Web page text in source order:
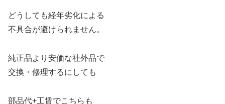
どうしても経年劣化による
不具合が避けられません。
純正品より安価な社外品で
交換・修理するにしても
部品代+工賃でこちらも